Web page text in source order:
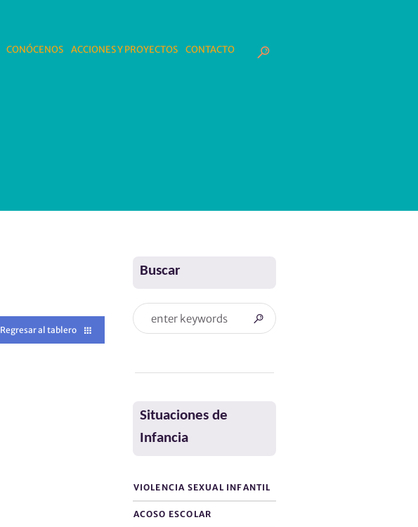
CONÓCENOS ACCIONES Y PROYECTOS CONTACTO
Regresar al tablero
Buscar
Situaciones de
Infancia
VIOLENCIA SEXUAL INFANTIL
ACOSO ESCOLAR